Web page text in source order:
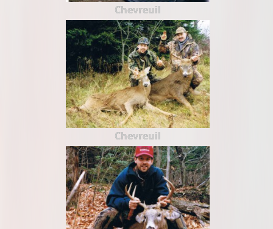
Chevreuil
Chevreuil